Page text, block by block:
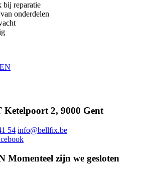
bij reparatie
onderdelen
Ketelpoort 2, 9000 Gent
54 info@bellfix.be
Momenteel zijn we gesloten